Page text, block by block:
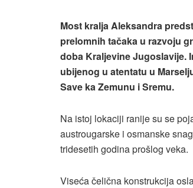
Most kralja Aleksandra
prelomnih tačaka u razvoju
doba Kraljevine Jugoslavije.
ubijenog u atentatu u
Save ka Zemunu i Sremu.
Na istoj lokaciji ranije su se
austrougarske i osmanske
tridesetih godina prošlog veka.
Viseća čelična konstrukcija